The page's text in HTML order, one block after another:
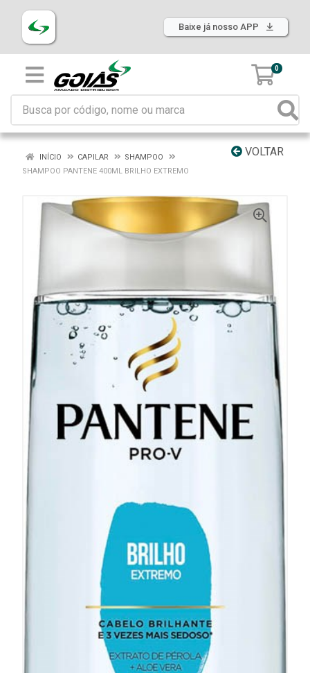
Baixe já nosso APP
0
VOLTAR
INÍCIO CAPILAR
SHAMPOO
SHAMPOO PANTENE 400ML BRILHO EXTREMO